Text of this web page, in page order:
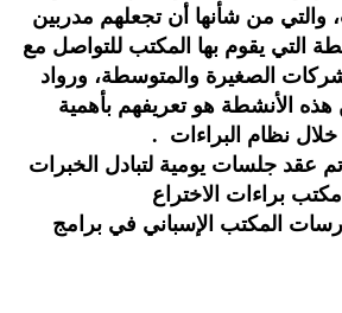
والتي من شأنها أن تجعلهم مدربين
التي يقوم بها المكتب للتواصل مع
الصغيرة والمتوسطة، ورواد
الأنشطة هو تعريفهم بأهمية
نظام البراءات .
عقد جلسات يومية لتبادل الخبرات
براءات الاختراع
المكتب الإسباني في برامج